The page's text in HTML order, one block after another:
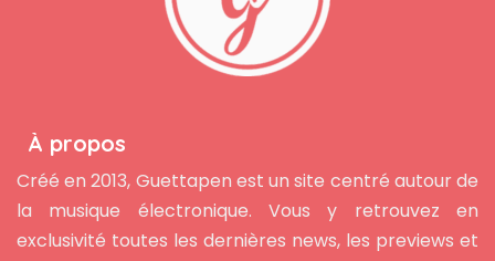
À propos
Créé en 2013, Guettapen est un site centré autour de
la musique électronique. Vous y retrouvez en
exclusivité toutes les dernières news, les previews et